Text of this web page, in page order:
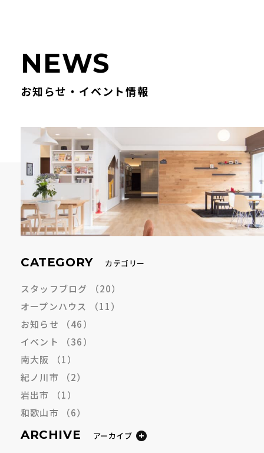
NEWS
お知らせ・イベント情報
CATEGORY カテゴリー
スタッフブログ （20）
オープンハウス
（11）
お知らせ （46）
イベント
（36）
南大阪
（1）
紀ノ川市 （2）
岩出市
（1）
和歌山市 （6）
ARCHIVE アーカイブ